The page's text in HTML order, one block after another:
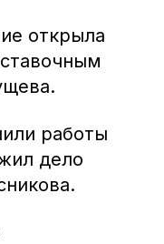
открыла
работы
дело